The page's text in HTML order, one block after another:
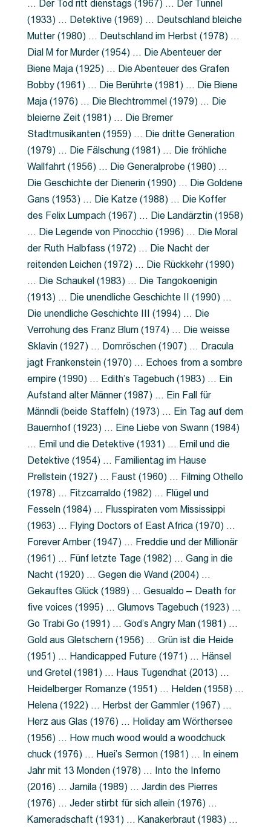
… Der Tod ritt dienstags (1967) … Der Tunnel
(1933) … Detektive (1969) … Deutschland bleiche
Mutter (1980) … Deutschland im Herbst (1978) …
Dial M for Murder (1954) … Die Abenteuer der
Biene Maja (1925) … Die Abenteuer des Grafen
Bobby (1961) … Die Berührte (1981) … Die Biene
Maja (1976) … Die Blechtrommel (1979) … Die
bleierne Zeit (1981) … Die Bremer
Stadtmusikanten (1959) … Die dritte Generation
(1979) … Die Fälschung (1981) … Die fröhliche
Wallfahrt (1956) … Die Generalprobe (1980) …
Die Geschichte der Dienerin (1990) … Die Goldene
Gans (1953) … Die Katze (1988) … Die Koffer
des Felix Lumpach (1967) … Die Landärztin (1958)
… Die Legende von Pinocchio (1996) … Die Moral
der Ruth Halbfass (1972) … Die Nacht der
reitenden Leichen (1972) … Die Rückkehr (1990)
… Die Schaukel (1983) … Die Tangokoenigin
(1913) … Die unendliche Geschichte II (1990) …
Die unendliche Geschichte III (1994) … Die
Verrohung des Franz Blum (1974) … Die weisse
Sklavin (1927) … Dornröschen (1907) … Dracula
jagt Frankenstein (1970) … Echoes from a sombre
empire (1990) … Edith’s Tagebuch (1983) … Ein
Aufstand alter Männer (1987) … Ein Fall für
Männdli (beide Staffeln) (1973) … Ein Tag auf dem
Bauernhof (1923) … Eine Liebe von Swann (1984)
… Emil und die Detektive (1931) … Emil und die
Detektive (1954) … Familientag im Hause
Prellstein (1927) … Faust (1960) … Filming Othello
(1978) … Fitzcarraldo (1982) … Flügel und
Fesseln (1984) … Flusspiraten vom Mississippi
(1963) … Flying Doctors of East Africa (1970) …
Forever Amber (1947) … Freddie und der Millionär
(1961) … Fünf letzte Tage (1982) … Gang in die
Nacht (1920) … Gegen die Wand (2004) …
Gekauftes Glück (1989) … Gesualdo – Death for
five voices (1995) … Glumovs Tagebuch (1923) …
Go Trabi Go (1991) … God’s Angry Man (1981) …
Gold aus Gletschern (1956) … Grün ist die Heide
(1951) … Handicapped Future (1971) … Hänsel
und Gretel (1981) … Haus Tugendhat (2013) …
Heidelberger Romanze (1951) … Helden (1958) …
Helena (1922) … Herbst der Gammler (1967) …
Herz aus Glas (1976) … Holiday am Wörthersee
(1956) … How much wood would a woodchuck
chuck (1976) … Huei’s Sermon (1981) … In einem
Jahr mit 13 Monden (1978) … Into the Inferno
(2016) … Jamila (1989) … Jardin des Pierres
(1976) … Jeder stirbt für sich allein (1976) …
Kameradschaft (1931) … Kanakerbraut (1983) …